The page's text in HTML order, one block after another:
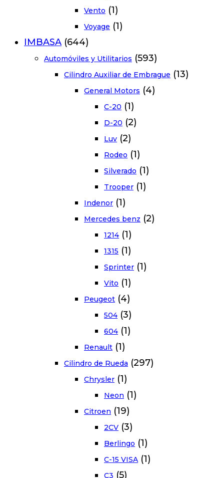
Vento (1)
Voyage (1)
IMBASA (644)
Automóviles y Utilitarios (593)
Cilindro Auxiliar de Embrague (13)
General Motors (4)
C-20 (1)
D-20 (2)
Luv (2)
Rodeo (1)
Silverado (1)
Trooper (1)
Indenor (1)
Mercedes benz (2)
1214 (1)
1315 (1)
Sprinter (1)
Vito (1)
Peugeot (4)
504 (3)
604 (1)
Renault (1)
Cilindro de Rueda (297)
Chrysler (1)
Neon (1)
Citroen (19)
2CV (3)
Berlingo (1)
C-15 VISA (1)
C3 (5)